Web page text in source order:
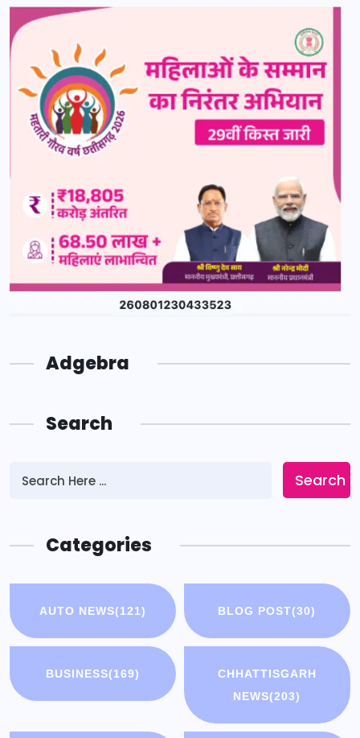
Adgebra
Search
Search
Categories
AUTO NEWS(121) BLOG POST(30)
BUSINESS(169)
CHHATTISGARH
NEWS(203)